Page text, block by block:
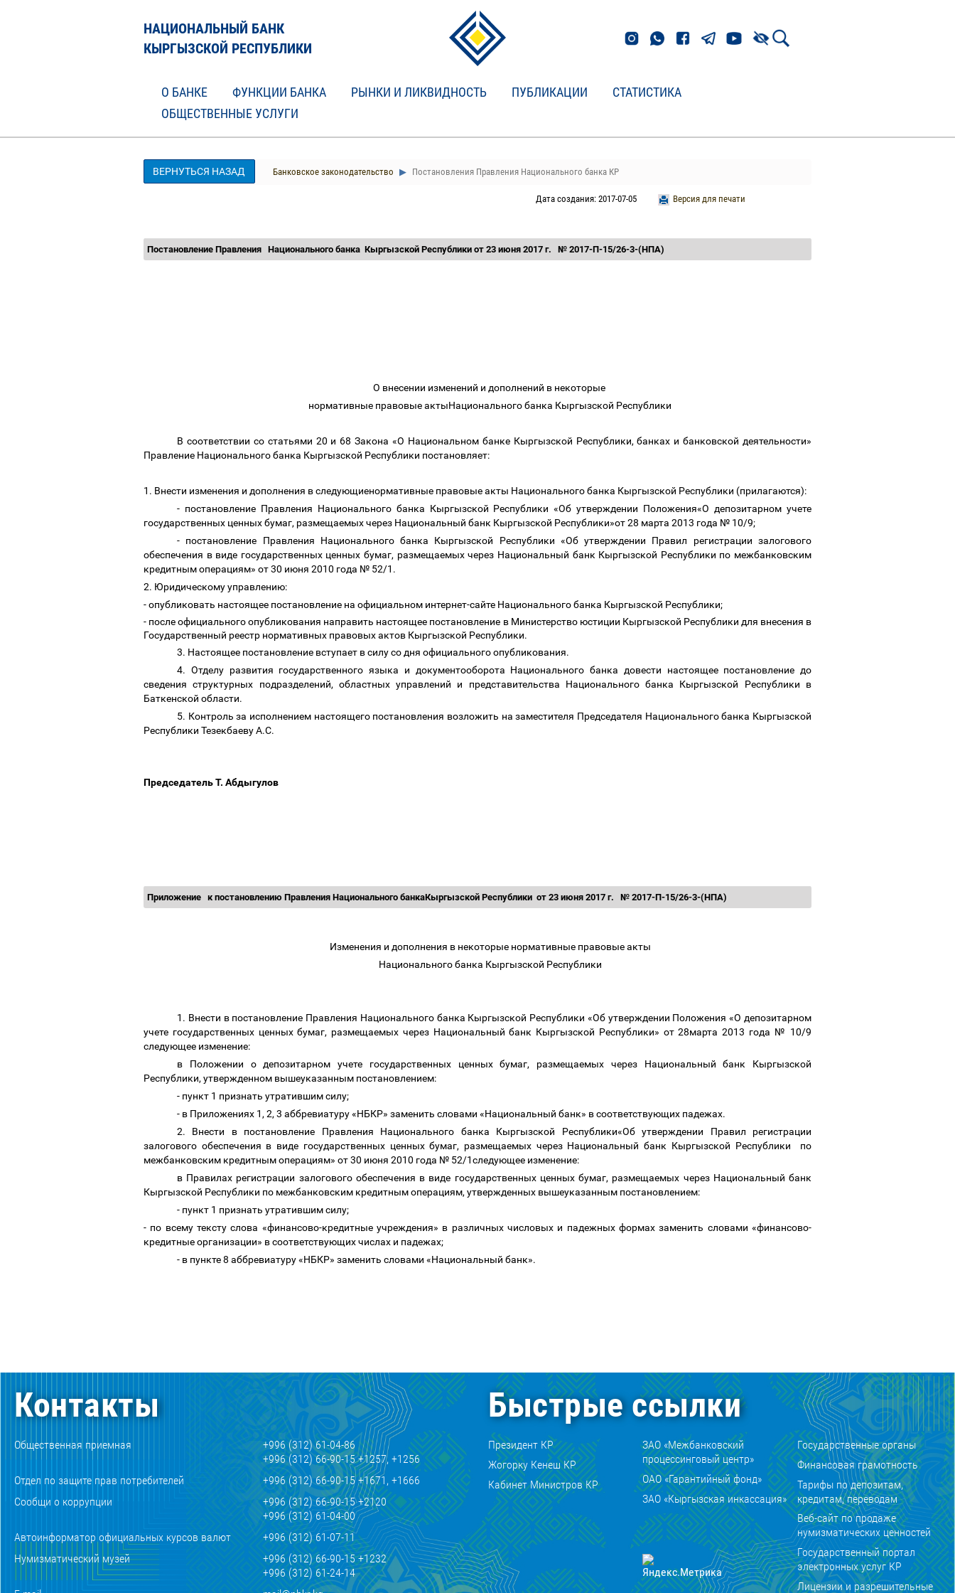
НАЦИОНАЛЬНЫЙ БАНК
КЫРГЫЗСКОЙ РЕСПУБЛИКИ
О БАНКЕ ФУНКЦИИ БАНКА РЫНКИ И ЛИКВИДНОСТЬ ПУБЛИКАЦИИ
СТАТИСТИКА
ОБЩЕСТВЕННЫЕ УСЛУГИ
ВЕРНУТЬСЯ НАЗАД Банковское законодательство Постановления Правления Национального банка КР
Версия для печати
Дата создания: 2017-07-05
Постановление Правления Национального банка Кыргызской Республики от 23 июня 2017 г. № 2017-П-15/26-3-(НПА)
О внесении изменений и дополнений в некоторые
нормативные правовые актыНационального банка Кыргызской Республики
В соответствии со статьями 20 и 68 Закона «О Национальном банке Кыргызской Республики, банках и банковской деятельности»
Правление Национального банка Кыргызской Республики постановляет:
1. Внести изменения и дополнения в следующиенормативные правовые акты Национального банка Кыргызской Республики (прилагаются):
- постановление Правления Национального банка Кыргызской Республики «Об утверждении Положения«О депозитарном учете
государственных ценных бумаг, размещаемых через Национальный банк Кыргызской Республики»от 28 марта 2013 года № 10/9;
- постановление Правления Национального банка Кыргызской Республики «Об утверждении Правил регистрации залогового
обеспечения в виде государственных ценных бумаг, размещаемых через Национальный банк Кыргызской Республики по межбанковским
кредитным операциям» от 30 июня 2010 года № 52/1.
2. Юридическому управлению:
- опубликовать настоящее постановление на официальном интернет-сайте Национального банка Кыргызской Республики;
- после официального опубликования направить настоящее постановление в Министерство юстиции Кыргызской Республики для внесения в
Государственный реестр нормативных правовых актов Кыргызской Республики.
3. Настоящее постановление вступает в силу со дня официального опубликования.
4. Отделу развития государственного языка и документооборота Национального банка довести настоящее постановление до
сведения структурных подразделений, областных управлений и представительства Национального банка Кыргызской Республики в
Баткенской области.
5. Контроль за исполнением настоящего постановления возложить на заместителя Председателя Национального банка Кыргызской
Республики Тезекбаеву А.С.
Председатель Т. Абдыгулов
Приложение к постановлению Правления Национального банкаКыргызской Республики от 23 июня 2017 г. № 2017-П-15/26-3-(НПА)
Изменения и дополнения в некоторые нормативные правовые акты
Национального банка Кыргызской Республики
1. Внести в постановление Правления Национального банка Кыргызской Республики «Об утверждении Положения «О депозитарном
учете государственных ценных бумаг, размещаемых через Национальный банк Кыргызской Республики» от 28марта 2013 года № 10/9
следующее изменение:
в Положении о депозитарном учете государственных ценных бумаг, размещаемых через Национальный банк Кыргызской
Республики, утвержденном вышеуказанным постановлением:
- пункт 1 признать утратившим силу;
- в Приложениях 1, 2, 3 аббревиатуру «НБКР» заменить словами «Национальный банк» в соответствующих падежах.
2. Внести в постановление Правления Национального банка Кыргызской Республики«Об утверждении Правил регистрации
залогового обеспечения в виде государственных ценных бумаг, размещаемых через Национальный банк Кыргызской Республики по
межбанковским кредитным операциям» от 30 июня 2010 года № 52/1следующее изменение:
в Правилах регистрации залогового обеспечения в виде государственных ценных бумаг, размещаемых через Национальный банк
Кыргызской Республики по межбанковским кредитным операциям, утвержденных вышеуказанным постановлением:
- пункт 1 признать утратившим силу;
- по всему тексту слова «финансово-кредитные учреждения» в различных числовых и падежных формах заменить словами «финансово-
кредитные организации» в соответствующих числах и падежах;
- в пункте 8 аббревиатуру «НБКР» заменить словами «Национальный банк».
Контакты
Общественная приемная
+996 (312) 61-04-86
+996 (312) 66-90-15 +1257, +1256
Отдел по защите прав потребителей
+996 (312) 66-90-15 +1671, +1666
Сообщи о коррупции
+996 (312) 66-90-15 +2120
+996 (312) 61-04-00
Автоинформатор официальных курсов валют
+996 (312) 61-07-11
Нумизматический музей
+996 (312) 66-90-15 +1232
+996 (312) 61-24-14
Быстрые ссылки
Президент КР
Жогорку Кенеш КР
Кабинет Министров КР
ЗАО «Межбанковский
процессинговый центр»
ОАО «Гарантийный фонд»
ЗАО «Кыргызская инкассация»
Государственные органы
Финансовая грамотность
Тарифы по депозитам,
кредитам, переводам
Веб-сайт по продаже
нумизматических ценностей
Государственный портал
электронных услуг КР
Лицензии и разрешительные